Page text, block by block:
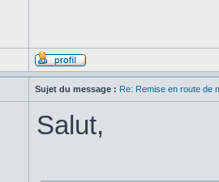
Sujet du message : Re: Remise en route de
Salut,